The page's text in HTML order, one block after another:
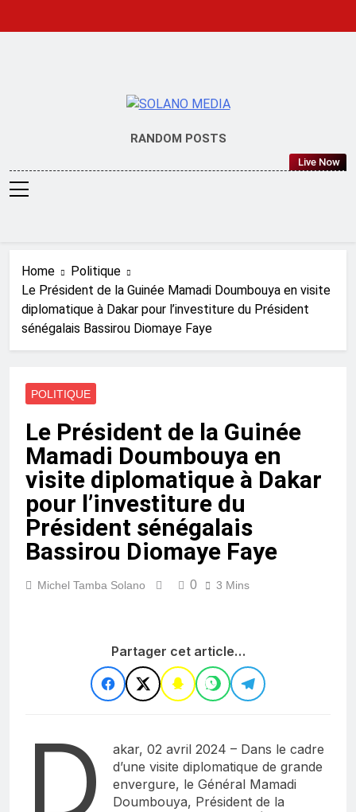
SOLANO
MEDIA
RANDOM POSTS
Live Now
Home
Politique
Le Président de la Guinée Mamadi Doumbouya en visite
diplomatique à Dakar pour l’investiture du Président
sénégalais Bassirou Diomaye Faye
POLITIQUE
Le Président de la Guinée
Mamadi Doumbouya en
visite diplomatique à Dakar
pour l’investiture du
Président sénégalais
Bassirou Diomaye Faye
Michel Tamba Solano 0 3 Mins
Partager cet article…
D
akar, 02 avril 2024 – Dans le cadre
d’une visite diplomatique de grande
envergure, le Général Mamadi
Doumbouya, Président de la